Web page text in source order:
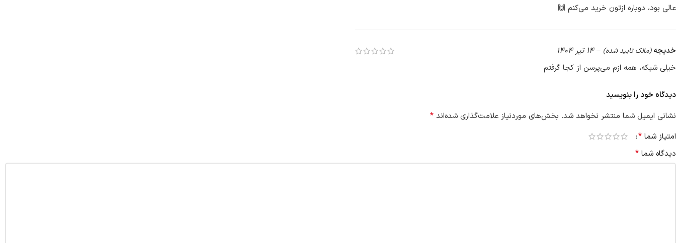
عالی بود، دوباره ازتون خرید می‌کنم 🙌
خدیجه(مالک تایید شده) – 14 تیر 1404
خیلی شیکه، همه ازم می‌پرسن از کجا گرفتم
دیدگاه خود را بنویسید
نشانی ایمیل شما منتشر نخواهد شد. بخش‌های موردنیاز علامت‌گذاری شده‌اند *
امتیاز شما *
دیدگاه شما *